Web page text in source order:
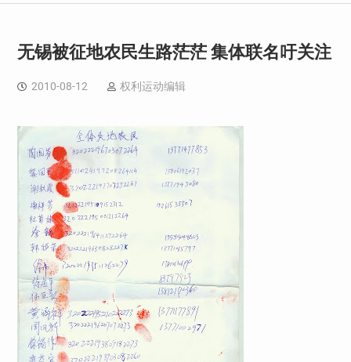
无锡被征地农民生路茫茫 集体联名吁关注
2010-08-12 权利运动编辑